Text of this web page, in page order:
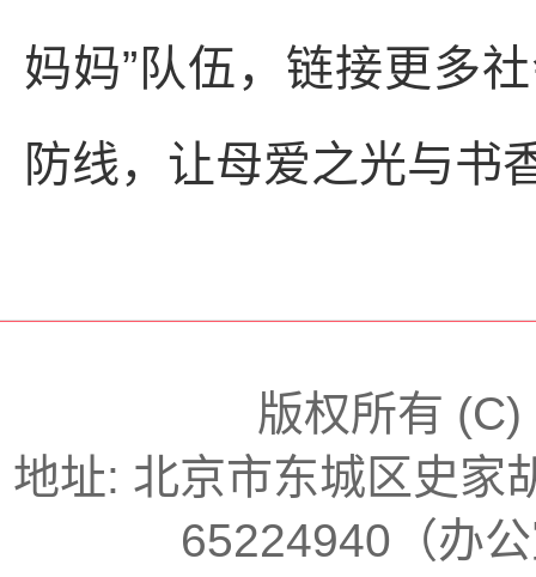
妈妈”队伍，链接更多
防线，让母爱之光与书
版权所有
地址: 北京市东城区
65224940（办